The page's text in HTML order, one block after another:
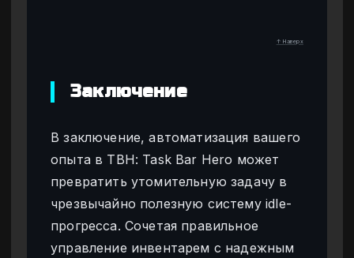
↑ Наверх
Заключение
В заключение, автоматизация вашего
опыта в TBH: Task Bar Hero может
превратить утомительную задачу в
чрезвычайно полезную систему idle-
прогресса. Сочетая правильное
управление инвентарем с надежным